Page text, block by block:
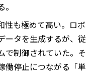
性も極めて高い。ロボ
ータを生成するが、従
で制御されていた。そ
働停止につながる「単